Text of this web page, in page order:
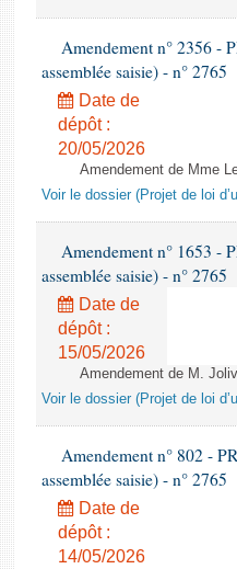
Amendement n° 2356 -
assemblée saisie) - n° 2765
Date de
dépôt :
20/05/2026
Amendement de Mme
Voir le dossier (Projet de loi
Amendement n° 1653 -
assemblée saisie) - n° 2765
Date de
dépôt :
15/05/2026
Amendement de M.
Voir le dossier (Projet de loi
Amendement n° 802 -
assemblée saisie) - n° 2765
Date de
dépôt :
14/05/2026